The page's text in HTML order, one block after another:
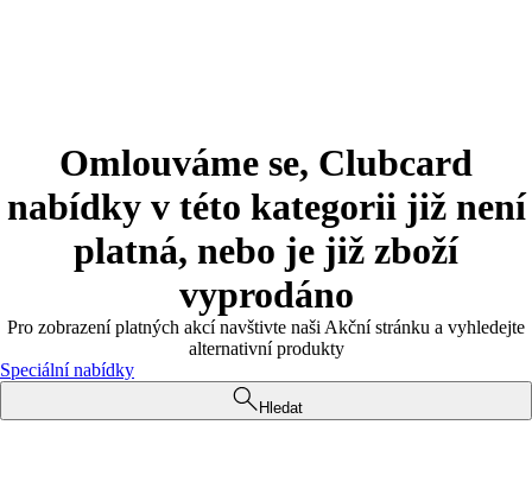
Omlouváme se, Clubcard
nabídky v této kategorii již není
platná, nebo je již zboží
vyprodáno
Pro zobrazení platných akcí navštivte naši Akční stránku a vyhledejte
alternativní produkty
Speciální nabídky
Hledat